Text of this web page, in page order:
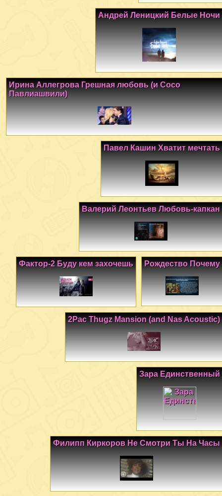
Андрей Леницкий Белые Ночи
Ирина Аллегрова Грешная любовь (и Сосо
Павлиашвили)
Павел Кашин Хватит мечтать
Валерий Леонтьев Любовь-капкан
Рождество Почему
Фактор-2 Буду кем захочешь
2Pac Thugz Mansion (and Nas Acoustic)
Зара Единственный
Филипп Киркоров Не Смотри Ты На Часы